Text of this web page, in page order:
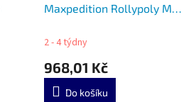
Maxpedition Rollypoly MM
2 - 4 týdny
968,01 Kč
Do košíku